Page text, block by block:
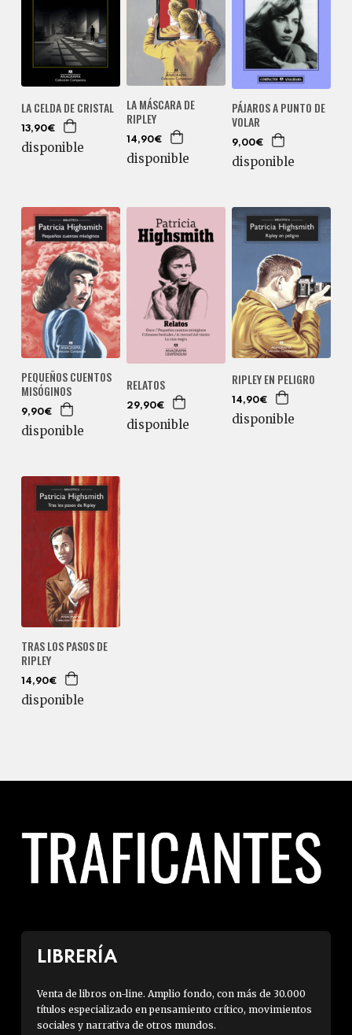
LA CELDA DE CRISTAL
13,90€
disponible
LA MÁSCARA DE
RIPLEY
14,90€
disponible
PÁJAROS A PUNTO DE
VOLAR
9,00€
disponible
PEQUEÑOS CUENTOS
MISÓGINOS
9,90€
disponible
RELATOS
29,90€
disponible
RIPLEY EN PELIGRO
14,90€
disponible
TRAS LOS PASOS DE
RIPLEY
14,90€
disponible
LIBRERÍA
Venta de libros on-line. Amplio fondo, con más de 30.000
títulos especializado en pensamiento crítico, movimientos
sociales y narrativa de otros mundos.